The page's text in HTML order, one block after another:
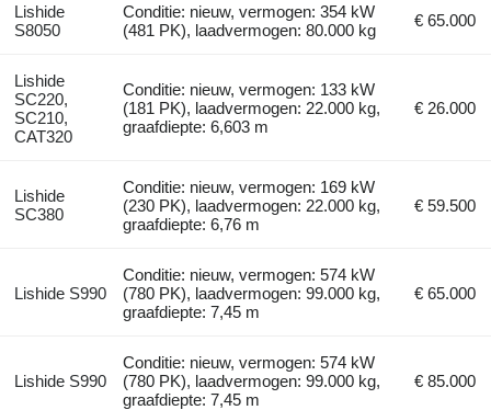
Lishide
S8050
Conditie: nieuw, vermogen: 354 kW
(481 PK), laadvermogen: 80.000 kg
€ 65.000
Lishide
SC220,
SC210,
CAT320
Conditie: nieuw, vermogen: 133 kW
(181 PK), laadvermogen: 22.000 kg,
graafdiepte: 6,603 m
€ 26.000
Lishide
SC380
Conditie: nieuw, vermogen: 169 kW
(230 PK), laadvermogen: 22.000 kg,
graafdiepte: 6,76 m
€ 59.500
Lishide S990
Conditie: nieuw, vermogen: 574 kW
(780 PK), laadvermogen: 99.000 kg,
graafdiepte: 7,45 m
€ 65.000
Lishide S990
Conditie: nieuw, vermogen: 574 kW
(780 PK), laadvermogen: 99.000 kg,
graafdiepte: 7,45 m
€ 85.000